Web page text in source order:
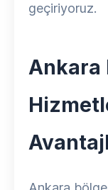
geçiriyoruz.
Ankara